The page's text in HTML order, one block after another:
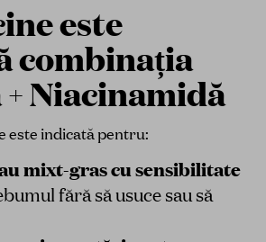
este
combinația
Niacinamidă
este indicată pentru:
mixt-gras cu sensibilitate
fără să usuce sau să